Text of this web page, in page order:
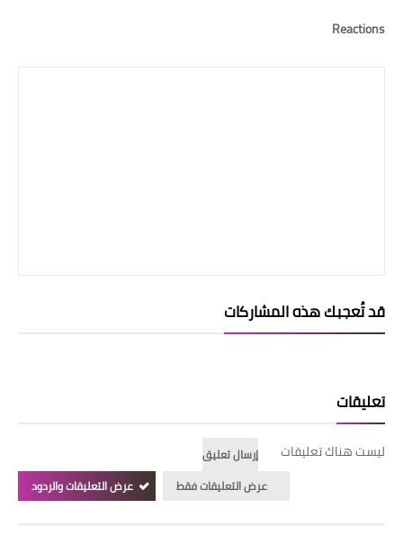
Reactions
قد تُعجبك هذه المشاركات
تعليقات
ليست هناك تعليقات
إرسال تعليق
عرض التعليقات فقط
عرض التعليقات والردود